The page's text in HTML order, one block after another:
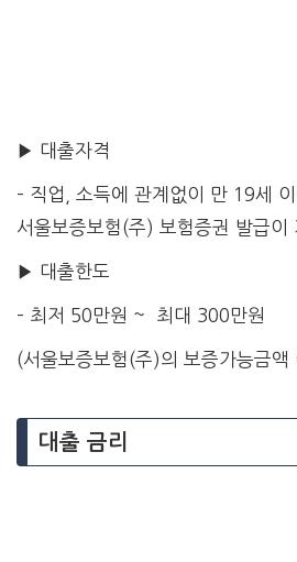
▶ 대출자격
– 직업, 소득에 관계없이 만 19세
서울보증보험(주) 보험증권 발급이
▶ 대출한도
– 최저 50만원 ~ 최대 300만원
(서울보증보험(주)의 보증가능금액
대출 금리